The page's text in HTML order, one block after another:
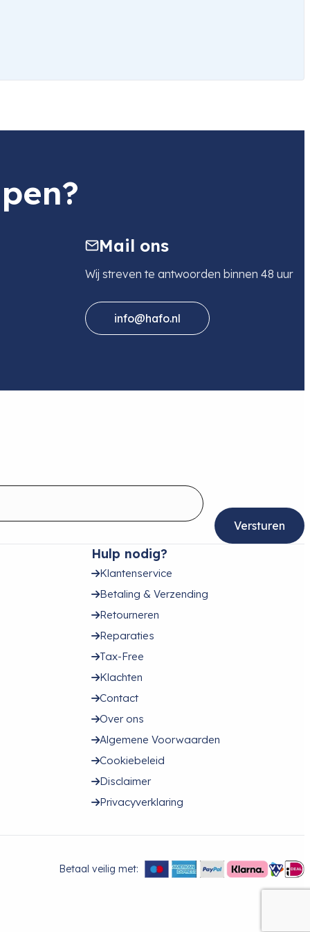
Mail ons
Wij streven te antwoorden binnen 48 uur
info@hafo.nl
Hulp nodig?
Klantenservice
Betaling & Verzending
Retourneren
Reparaties
Tax-Free
Klachten
Contact
Over ons
Algemene Voorwaarden
Cookiebeleid
Disclaimer
Privacyverklaring
Betaal veilig met: